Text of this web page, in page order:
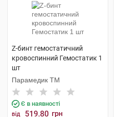
Z-бинт гемостатичний
кровоспинний Гемостатик 1
шт
Парамедик ТМ
Є в наявності
від 519.80 грн